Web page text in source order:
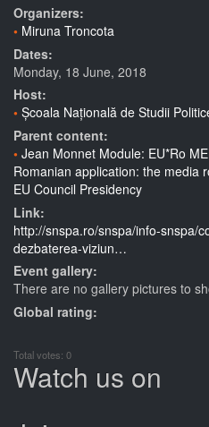
Organizers:
Miruna Troncota
Dates:
Monday, 18 June, 2018
Host:
Școala Națională de Studii
Parent content:
Jean Monnet Module: EU*Ro
Romanian application: the media
EU Council Presidency
Link:
http://snspa.ro/snspa/info-snspa/
dezbaterea-viziun…
Event gallery:
There are no gallery pictures to
Global rating:
Total votes: 0
Watch us on